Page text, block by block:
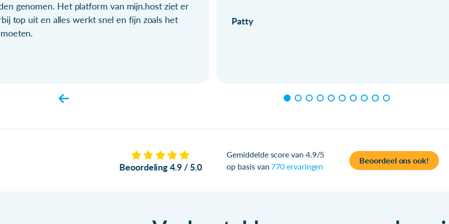
genomen. Het platform van mijn.host ziet er
top uit en alles werkt snel en fijn zoals het
Patty
Beoordeling 4.9 / 5.0
Gemiddelde score van 4.9/5
op basis van770 ervaringen
Beoordeel ons ook!